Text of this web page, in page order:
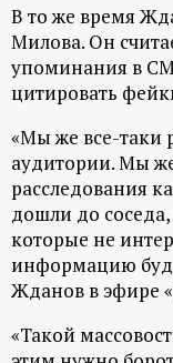
н
ы
й
п
о
р
т
В то же время
Милова. Он
упоминания в
цитировать
«Мы же все-таки
аудитории. Мы
расследования
дошли до
которые не
информацию
Жданов в эфире
«Такой